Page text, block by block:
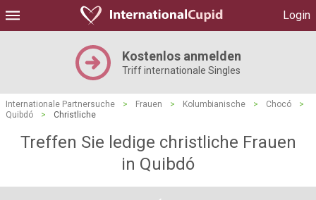
Login
Kostenlos anmelden
Triff internationale Singles
Internationale Partnersuche > Frauen > Kolumbianische > Chocó
>
Quibdó
> Christliche
Treffen Sie ledige christliche Frauen
in Quibdó